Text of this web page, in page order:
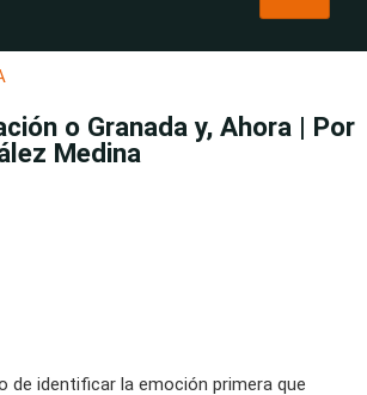
o Granada y, Ahora | Por
Medina
de identificar la emoción primera que